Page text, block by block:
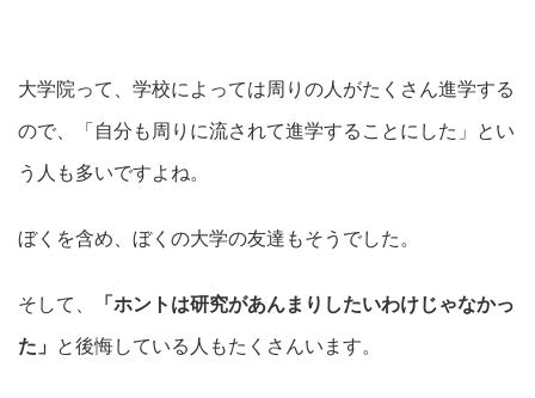
大学院って、学校によっては周りの人がたくさん進学する
ので、「自分も周りに流されて進学することにした」とい
う人も多いですよね。
ぼくを含め、ぼくの大学の友達もそうでした。
そして、
「ホントは研究があんまりしたいわけじゃなかっ
た」 と後悔している人もたくさんいます。